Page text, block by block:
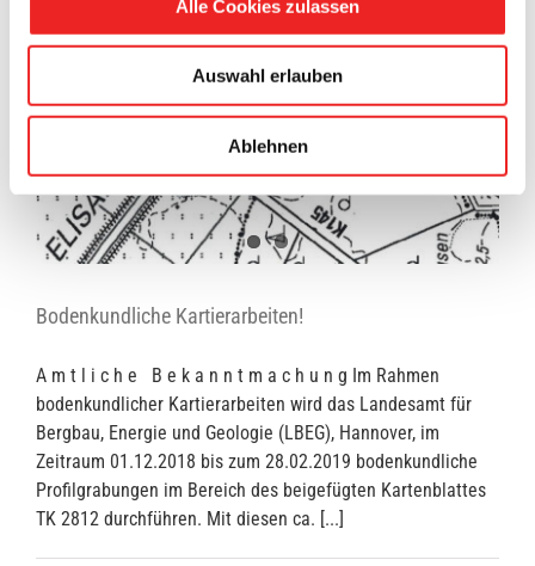
Alle Cookies zulassen
Auswahl erlauben
Ablehnen
Bodenkundliche Kartierarbeiten!
A m t l i c h e B e k a n n t m a c h u n g Im Rahmen
bodenkundlicher Kartierarbeiten wird das Landesamt für
Bergbau, Energie und Geologie (LBEG), Hannover, im
Zeitraum 01.12.2018 bis zum 28.02.2019 bodenkundliche
Profilgrabungen im Bereich des beigefügten Kartenblattes
TK 2812 durchführen. Mit diesen ca. [...]